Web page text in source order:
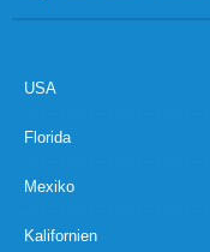
USA
Florida
Mexiko
Kalifornien